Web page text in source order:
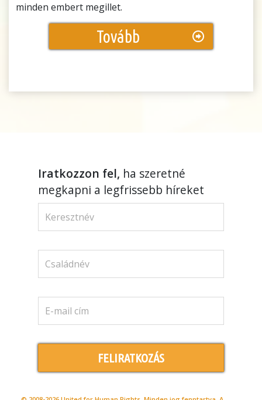
minden embert megillet.
Tovább
Iratkozzon fel, ha szeretné
megkapni a legfrissebb híreket
FELIRATKOZÁS